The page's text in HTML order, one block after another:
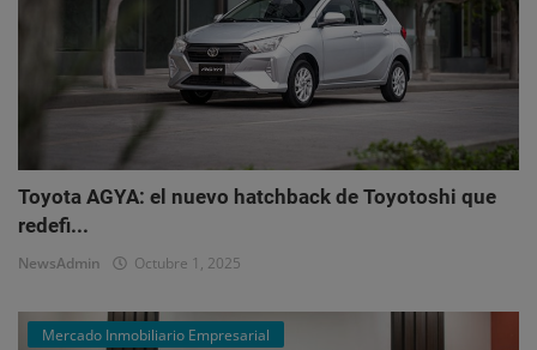
Toyota AGYA: el nuevo hatchback de Toyotoshi que
redefi...
NewsAdmin Octubre 1, 2025
Mercado Inmobiliario Empresarial